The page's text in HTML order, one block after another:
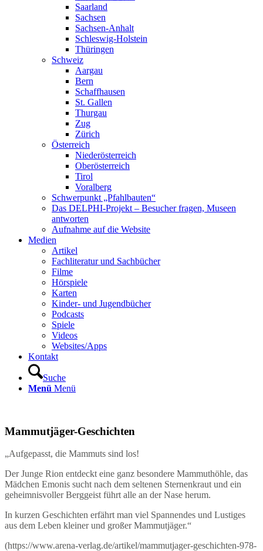
Saarland
Sachsen
Sachsen-Anhalt
Schleswig-Holstein
Thüringen
Schweiz
Aargau
Bern
Schaffhausen
St. Gallen
Thurgau
Zug
Zürich
Österreich
Niederösterreich
Oberösterreich
Tirol
Voralberg
Schwerpunkt „Pfahlbauten“
Das DELPHI-Projekt – Besucher fragen, Museen
antworten
Aufnahme auf die Website
Medien
Artikel
Fachliteratur und Sachbücher
Filme
Hörspiele
Karten
Kinder- und Jugendbücher
Podcasts
Spiele
Videos
Websites/Apps
Kontakt
Suche
Menü Menü
Mammutjäger-Geschichten
„Aufgepasst, die Mammuts sind los!
Der Junge Rion entdeckt eine ganz besondere Mammuthöhle, das
Mädchen Emonis sucht nach dem seltenen Sternenkraut und ein
geheimnisvoller Berggeist führt alle an der Nase herum.
In kurzen Geschichten erfährt man viel Spannendes und Lustiges
aus dem Leben kleiner und großer Mammutjäger.“
(https://www.arena-verlag.de/artikel/mammutjager-geschichten-978-